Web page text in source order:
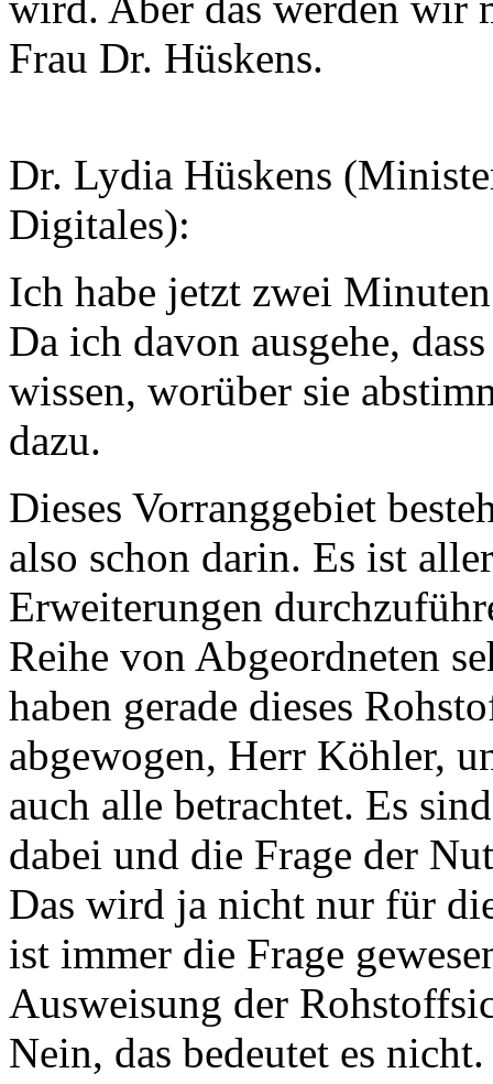
Frau Dr. Hüskens.
Dr. Lydia Hüskens
Digitales):
Ich habe jetzt zwei
Da ich davon ausgehe,
wissen, worüber sie
dazu.
Dieses Vorranggebiet
also schon darin. Es ist
Erweiterungen
Reihe von Abgeordneten
haben gerade dieses
abgewogen, Herr Köhler,
auch alle betrachtet. Es
dabei und die Frage der
Das wird ja nicht nur für
ist immer die Frage
Ausweisung der
Nein, das bedeutet es nicht.